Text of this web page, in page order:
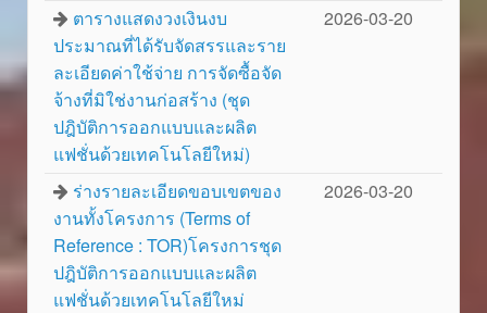
ตารางแสดงวงเงินงบ
ประมาณที่ได้รับจัดสรรและราย
ละเอียดค่าใช้จ่าย การจัดซื้อจัด
จ้างที่มิใช่งานก่อสร้าง (ชุด
ปฎิบัติการออกแบบและผลิต
แฟชั่นด้วยเทคโนโลยีใหม่)
2026-03-20
ร่างรายละเอียดขอบเขตของ
งานทั้งโครงการ (Terms of
Reference : TOR)โครงการชุด
ปฎิบัติการออกแบบและผลิต
แฟชั่นด้วยเทคโนโลยีใหม่
2026-03-20